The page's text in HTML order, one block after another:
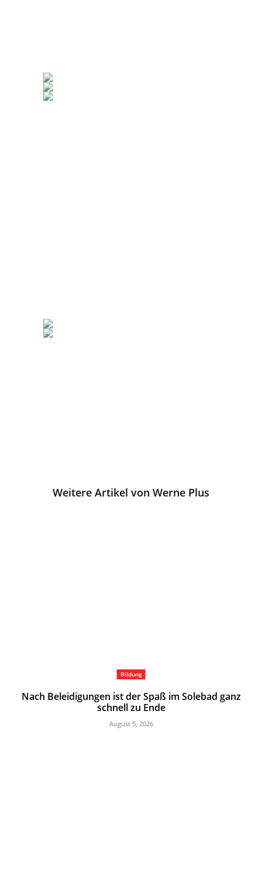
Weitere Artikel von Werne Plus
Bildung
Nach Beleidigungen ist der Spaß im Solebad ganz
schnell zu Ende
August 5, 2026